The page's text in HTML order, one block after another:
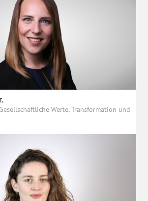
Werte, Transformation und